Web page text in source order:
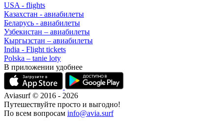
USA - flights
Казахстан - авиабилеты
Беларусь - авиабилеты
Узбекистан – авиабилеты
Кыргызстан – авиабилеты
India - Flight tickets
Polska – tanie loty
В приложении удобнее
Aviasurf © 2016 - 2026
Путешествуйте просто и выгодно!
По всем вопросам info@avia.surf